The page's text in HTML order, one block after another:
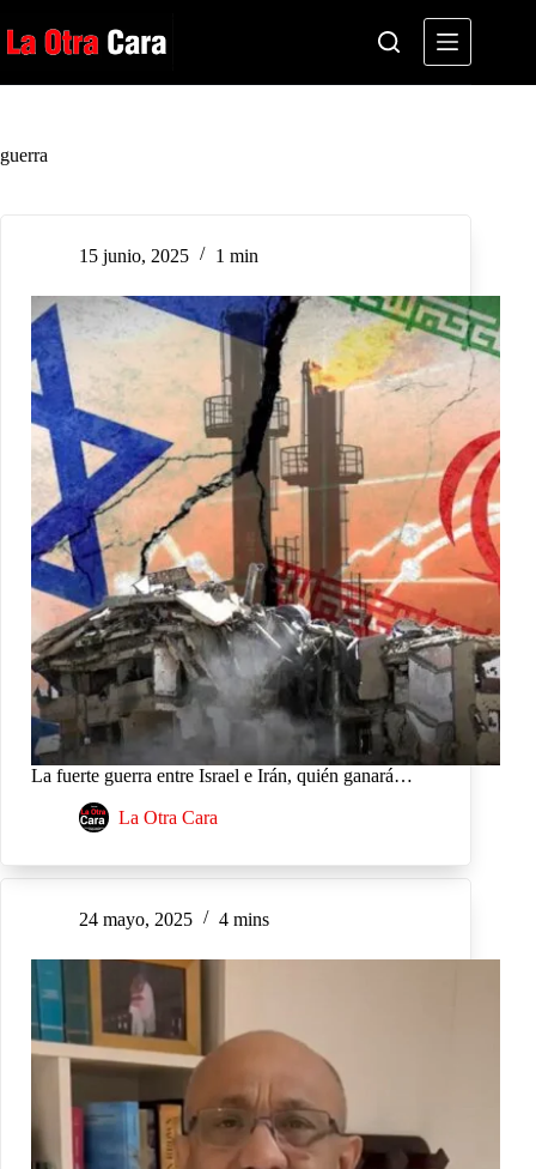
al
contenido
guerra
15 junio, 2025 1 min
La fuerte guerra entre Israel e Irán, quién ganará…
La Otra Cara
24 mayo, 2025 4 mins